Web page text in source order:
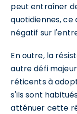
peut entraîner
quotidiennes,
négatif sur
En outre, la
autre défi
réticents à
s'ils sont
atténuer cette